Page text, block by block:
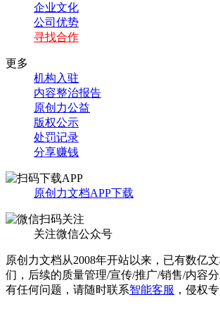
企业文化
公司优势
寻找合作
更多
机构入驻
内容整治报告
原创力公益
版权公示
处罚记录
分享赚钱
原创力文档APP下载
关注微信公众号
原创力文档从2008年开站以来，已有数亿
们，后续的质量管理/宣传/推广/销售/内容
有任何问题，请随时联系智能客服 ，侵权